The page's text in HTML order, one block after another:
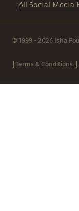
All Social Media
© 1999 - 2026 Isha
|Terms & Conditions |